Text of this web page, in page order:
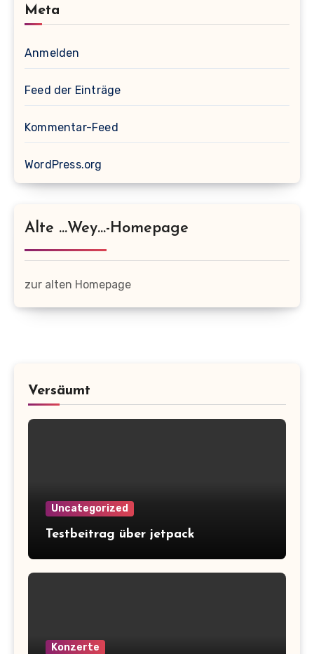
Meta
Anmelden
Feed der Einträge
Kommentar-Feed
WordPress.org
Alte …wey…-Homepage
zur alten Homepage
Versäumt
Uncategorized
Testbeitrag über jetpack
Konzerte